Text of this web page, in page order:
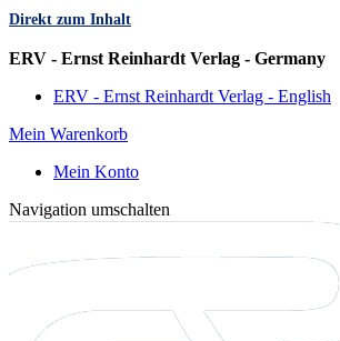
Direkt zum Inhalt
ERV - Ernst Reinhardt Verlag - Germany
ERV - Ernst Reinhardt Verlag - English
Mein Warenkorb
Mein Konto
Navigation umschalten